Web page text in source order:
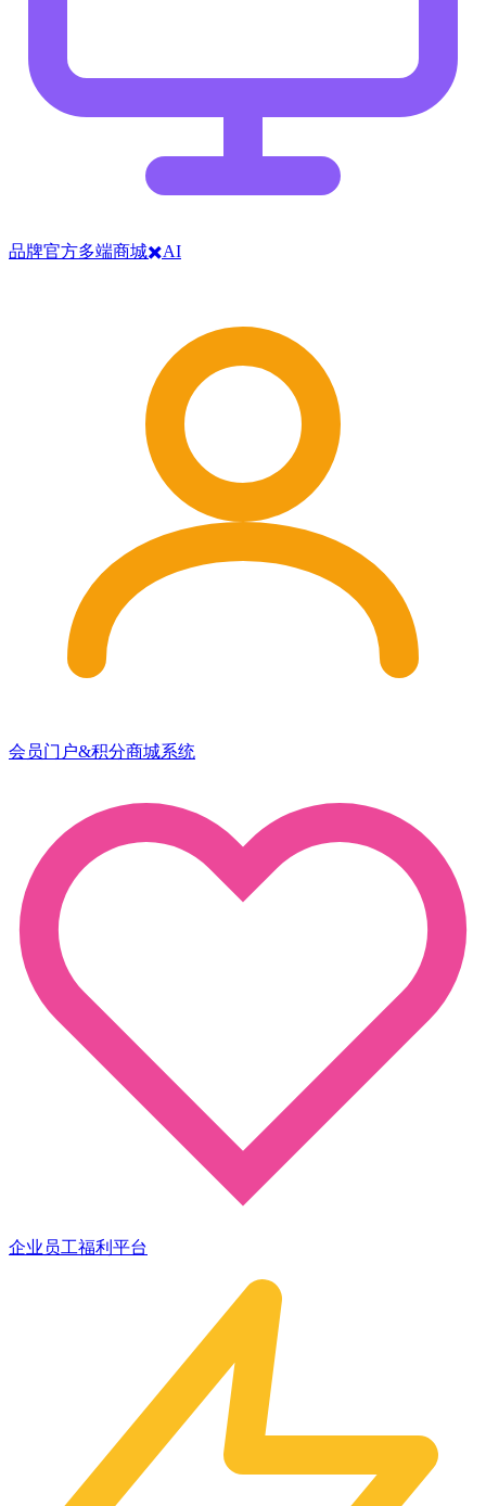
品牌官方多端商城✖️AI
会员门户&积分商城系统
企业员工福利平台